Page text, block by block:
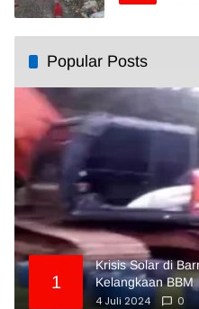
Popular Posts
1
Krisis Solar di
Kelangkaan BBM
4 Juli 2024
0